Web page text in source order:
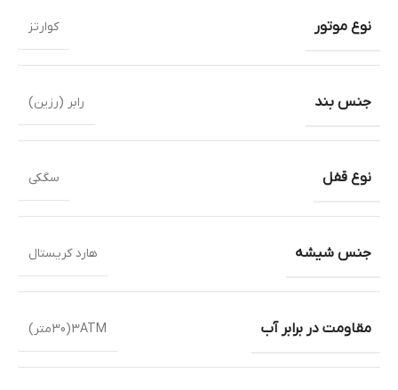
نوع موتور کوارتز
جنس بند رابر (رزین)
نوع قفل سگکی
جنس شیشه هارد کریستال
مقاومت در برابر آب 3ATM(30متر)